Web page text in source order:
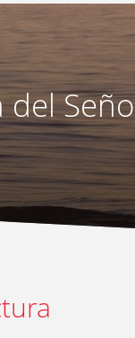
del